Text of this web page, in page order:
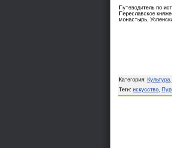
Путеводитель по
Переславское
монастырь,
Категория:
Теги: искусство